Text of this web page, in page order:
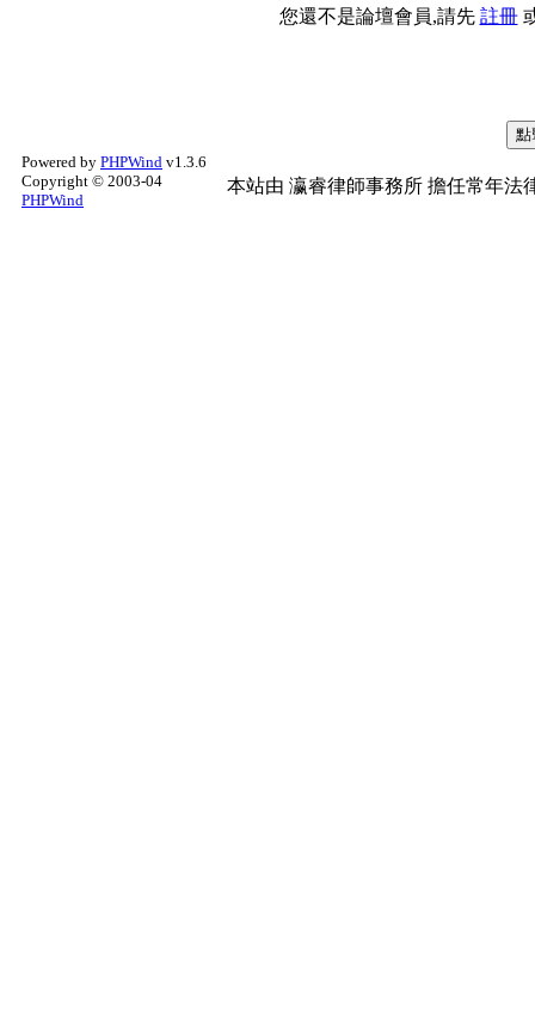
您還不是論壇會員,請先 註冊
Powered by PHPWind v1.3.6
Copyright © 2003-04
PHPWind
本站由 瀛睿律師事務所 擔任常年法